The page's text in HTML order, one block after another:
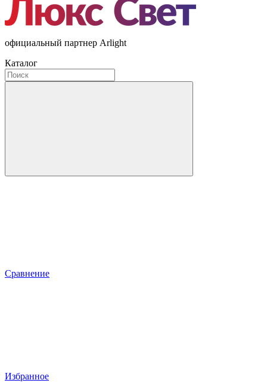
официальный партнер Arlight
Каталог
Сравнение
Избранное